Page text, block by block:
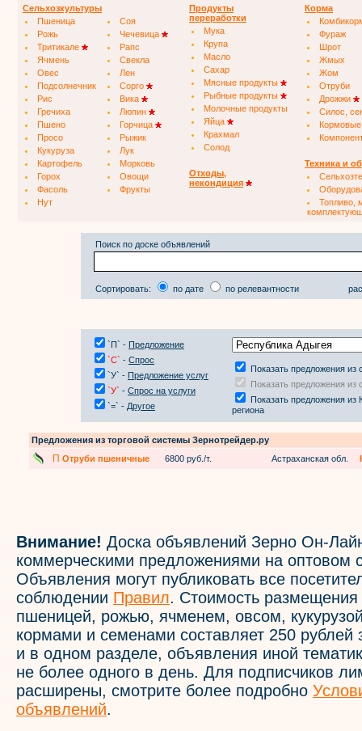
Сельхозкультуры
Пшеница
Соя
Рожь
Чечевица
Тритикале
Рапс
Ячмень
Свекла
Овес
Лен
Подсолнечник
Сорго
Рис
Вика
Гречиха
Люпин
Пшено
Горчица
Просо
Рыжик
Кукуруза
Лук
Картофель
Морковь
Горох
Овощи
Фасоль
Фрукты
Нут
Продукты
переработки
Мука
Крупа
Масло
Сахар
Мясные продукты
Рыбные продукты
Молочные продукты
Яйца
Крахмал
Солод
Отходы,
некондиция
Корма
Фураж
Шрот
Жмых
Жом
Отруби
Дрожжи
Силос,
Техника и
Топливо,
Поиск по доске объявлений
Сортировать: по дате по релевантности
`П` - Предложение
`С` - Спрос
`У` - Предложение услуг
`У` - Спрос на услуги
`=` - Другое
Показать предложения из
Показать предложения из
Показать предложения
региона
Предложения из торговой системы Зернотрейдер.ру
П Отруби пшеничные 6800 руб./т. Астраханская обл.
Внимание! Доска объявлений Зерно Он-
коммерческими предложениями на оптовом
Объявления могут публиковать все
соблюдении Правил. Стоимость
пшеницей, рожью, ячменем, овсом,
кормами и семенами составляет 250 рублей
и в одном разделе, объявления иной
не более одного в день. Для подписчиков
расширены, смотрите более подробно
объявлений.